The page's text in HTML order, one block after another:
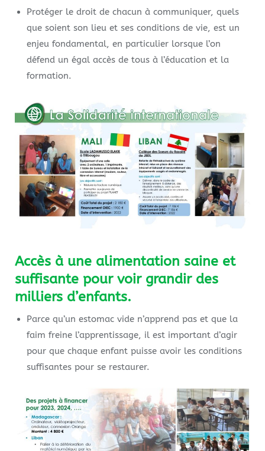
Protéger le droit de chacun à communiquer, quels
que soient son lieu et ses conditions de vie, est un
enjeu fondamental, en particulier lorsque l’on
défend un égal accès de tous à l’éducation et la
formation.
Accès à une alimentation saine et
suffisante pour voir grandir des
milliers d’enfants.
Parce qu’un estomac vide n’apprend pas et que la
faim freine l’apprentissage, il est important d’agir
pour que chaque enfant puisse avoir les conditions
suffisantes pour se restaurer.